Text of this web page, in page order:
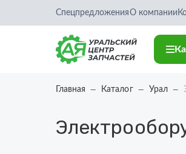
СпецпредложенияО компании
Главная Каталог Урал